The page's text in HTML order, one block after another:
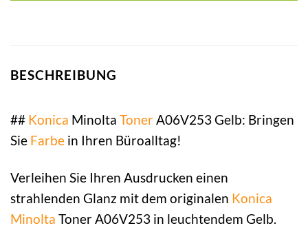
BESCHREIBUNG
## Konica Minolta Toner A06V253 Gelb: Bringen
Sie Farbe in Ihren Büroalltag!
Verleihen Sie Ihren Ausdrucken einen
strahlenden Glanz mit dem originalen Konica
Minolta Toner A06V253 in leuchtendem Gelb.